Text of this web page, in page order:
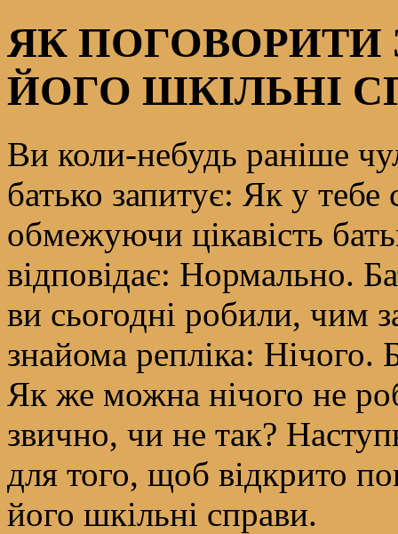
ЯК
ЙОГО ШКІЛЬНІ
Ви коли-небудь раніше
батько запитує: Як у
обмежуючи цікавість
відповідає: Нормально.
ви сьогодні робили, чим
знайома репліка: Нічого.
Як же можна нічого не
звично, чи не так?
для того, щоб відкрито
його шкільні справи.